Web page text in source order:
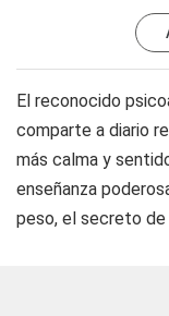
El reconocido
comparte a diario
más calma y
enseñanza
peso, el secreto de